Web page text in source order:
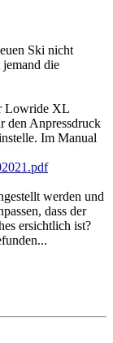
Ski nicht
die
Lowride XL
den Anpressdruck
Im Manual
werden und
dass der
ersichtlich ist?